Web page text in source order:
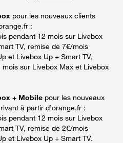
pour les nouveaux clients
:
pendant 12 mois sur Livebox
TV, remise de 7€/mois
et Livebox Up + Smart TV,
sur Livebox Max et Livebox
+ Mobile pour les nouveaux
à partir d’orange.fr :
pendant 12 mois sur Livebox
TV, remise de 2€/mois
et Livebox Up + Smart TV.